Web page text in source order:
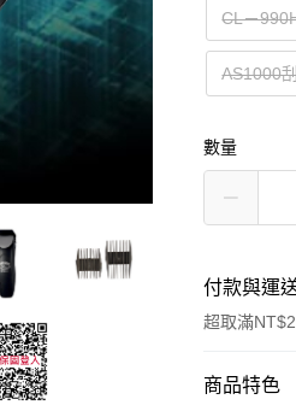
CL－
AS1000
數量
付款與運
超取滿
付款方式
商品特色